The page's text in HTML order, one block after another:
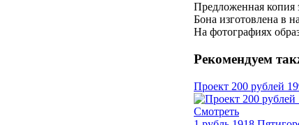
Предложенная копия
Бона изготовлена в
На фотографиях
Рекомендуем
Проект 200 рублей
Смотреть